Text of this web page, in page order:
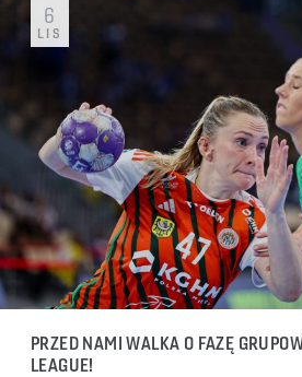
PRZED NAMI WALKA O FAZĘ
LEAGUE!
6
LIS